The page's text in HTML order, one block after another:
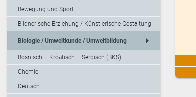
Bewegung und Sport
Bildnerische Erziehung / Künstlerische Gestaltung
Biologie / Umweltkunde / Umweltbildung arrow_right
Bosnisch – Kroatisch – Serbisch (BKS)
Chemie
Deutsch